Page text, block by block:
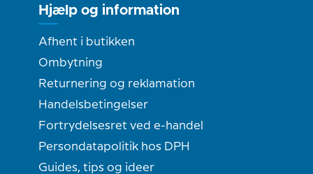
Hjælp og information
Afhent i butikken
Ombytning
Returnering og reklamation
Handelsbetingelser
Fortrydelsesret ved e-handel
Persondatapolitik hos DPH
Guides, tips og ideer